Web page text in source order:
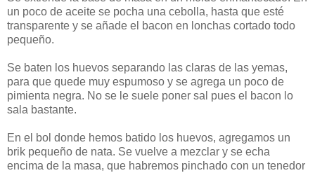
un poco de aceite se pocha una cebolla, hasta que esté
transparente y se añade el bacon en lonchas cortado todo
pequeño.
Se baten los huevos separando las claras de las yemas,
para que quede muy espumoso y se agrega un poco de
pimienta negra. No se le suele poner sal pues el bacon lo
sala bastante.
En el bol donde hemos batido los huevos, agregamos un
brik pequeño de nata. Se vuelve a mezclar y se echa
encima de la masa, que habremos pinchado con un tenedor